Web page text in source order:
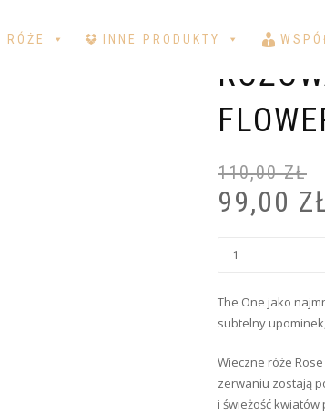
RÓŻE INNE PRODUKTY
110,00ZŁ
99,00
The One jako
subtelny
Wieczne róże
zerwaniu zostają
i świeżość